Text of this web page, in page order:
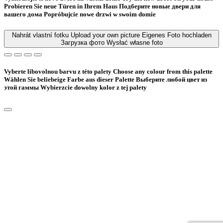
Probieren Sie neue Türen in Ihrem Haus Подберите новые двери для
вашего дома Popróbujcie nowe drzwi w swoim domie
Nahrát vlastní fotku Upload your own picture Eigenes Foto hochladen
Загрузка фото Wysłać własne foto
Vyberte libovolnou barvu z této palety Choose any colour from this palette
Wählen Sie beliebeige Farbe aus dieser Palette Bыберите любой цвет из
этой гаммы Wybierzcie dowolny kolor z tej palety